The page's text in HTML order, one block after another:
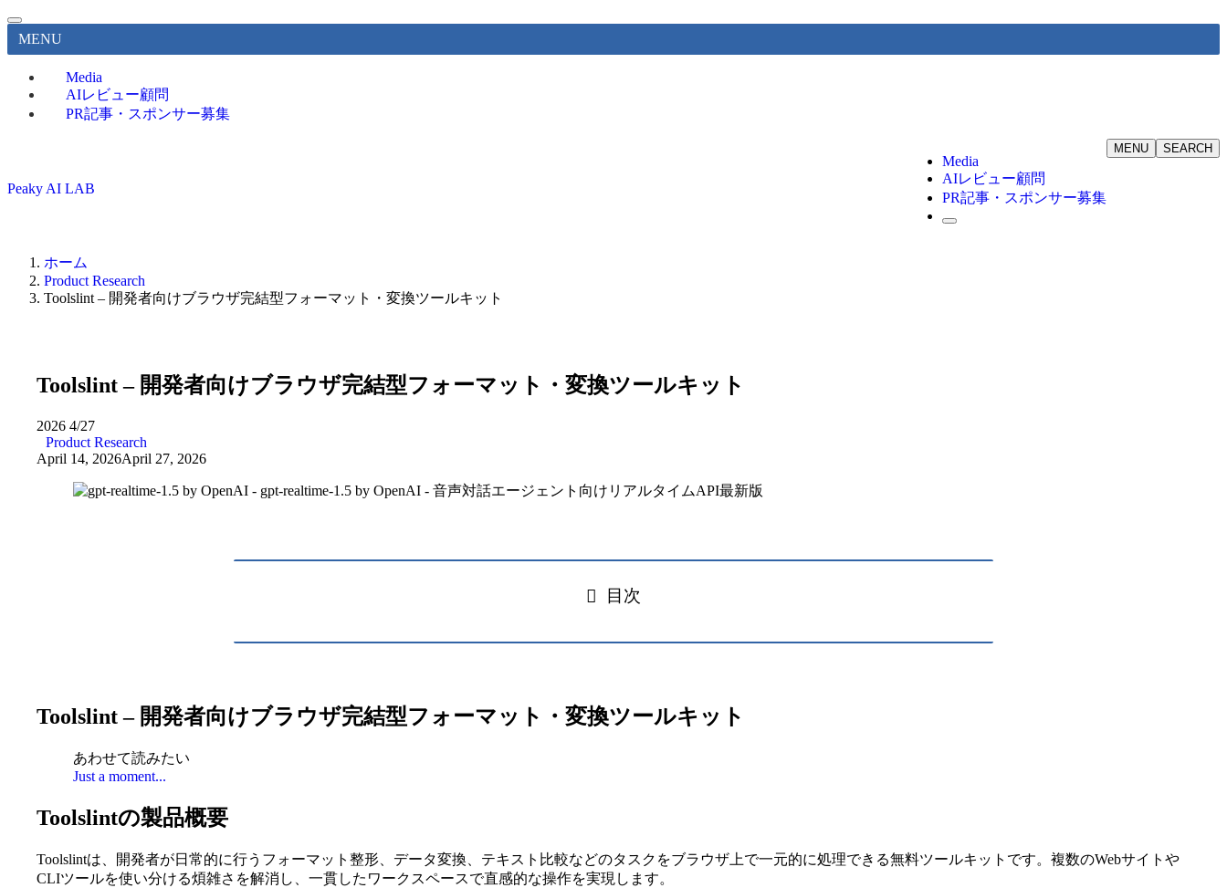
MENU
Media
AIレビュー顧問
PR記事・スポンサー募集
Peaky AI LAB
Media
AIレビュー顧問
PR記事・スポンサー募集
SEARCH
MENU
ホーム
Product Research
Toolslint – 開発者向けブラウザ完結型フォーマット・変換ツールキット
Toolslint – 開発者向けブラウザ完結型フォーマット・変換ツールキット
2026 4/27
Product Research
April 14, 2026April 27, 2026
目次
Toolslint – 開発者向けブラウザ完結型フォーマット・変換ツールキット
あわせて読みたい
Just a moment...
Toolslintの製品概要
Toolslintは、開発者が日常的に行うフォーマット整形、データ変換、テキスト比較などのタスクをブラウザ上で一元的に処理できる無料ツールキットです。複数のWebサイトや
CLIツールを使い分ける煩雑さを解消し、一貫したワークスペースで直感的な操作を実現します。